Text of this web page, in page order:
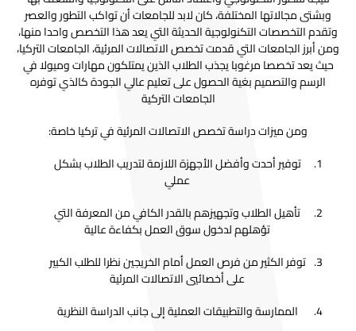
وبشتى مجالاتها المختلفة، كان لابد للجامعات أن تواكب التطور والعصر
وتقدم التخصصات التكنولوجية الحديثة التي يعد هذا التخصص واحدا منها،
ومن أبرز الجامعات التي قدمت تخصص الاتصالات المرئية، الجامعات التركيا،
حيث يعد تخصصا مرغوبا يجذب الطلاب الذين يمتلكون مهارات وميولا في
الرسم والتصميم بغية الحصول على تعليم عالي الجودة كالذي توفره
الجامعات التركية
ومن ميزات دراسة تخصص الاتصالات المرئية في تركيا خاصة:
توفير أحدت وأفضل الأجهزة اللازمة لتدريب الطلاب بشكل
عملي
تأهيل الطلاب وتجهيزهم بالقدر الكافي من المعرفة التي
تؤهلهم لدخول سوق العمل بكفاءة عالية
توفر الكثير من فرص العمل أمام الخريجين نظرا للطلب الكبير
على أخصائيي الاتصالات المرئية
الممارسة والتطبيقات العملية إلى جانب الدراسة النظرية